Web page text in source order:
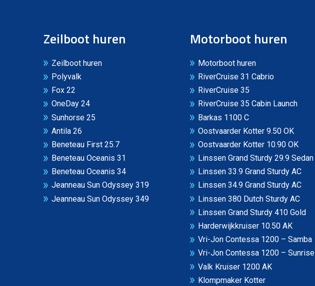
Zeilboot huren
Zeilboot huren
Polyvalk
Fox 22
OneDay 24
Sunhorse 25
Antila 26
Beneteau First 25.7
Beneteau Oceanis 31
Beneteau Oceanis 34
Jeanneau Sun Odyssey 319
Jeanneau Sun Odyssey 349
Motorboot huren
Motorboot huren
RiverCruise 31 Cabrio
RiverCruise 35
RiverCruise 35 Cabin Launch
Barkas 1100 C
Oostvaarder Kotter 9.50 OK
Oostvaarder Kotter 10.90 OK
Linssen Grand Sturdy 29.9 Sedan
Linssen 33.9 Grand Sturdy AC
Linssen 34.9 Grand Sturdy AC
Linssen 380 Dutch Sturdy AC
Linssen Grand Sturdy 410 Gold
Harderwijkkruiser 10.50 AK
Vri-Jon Contessa 1200 – Samba
Vri-Jon Contessa 1200 – Sunrise
Valk Kruiser 1200 AK
Klompmaker Kotter